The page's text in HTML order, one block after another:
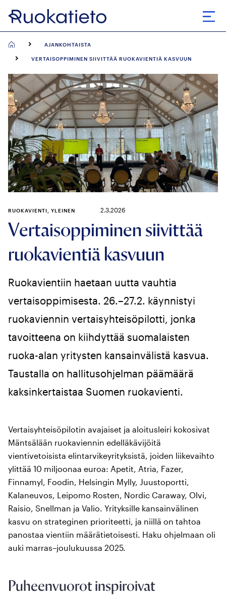
Siirry
suoraan
AJANKOHTAISTA
VERTAISOPPIMINEN SIIVITTÄÄ RUOKAVIENTIÄ KASVUUN
Vertaisoppiminen siivittää
ruokavientiä kasvuun
RUOKAVIENTI, YLEINEN 2.3.2026
Ruokavientiin haetaan uutta vauhtia
vertaisoppimisesta. 26.–27.2. käynnistyi
ruokaviennin vertaisyhteisöpilotti, jonka
tavoitteena on kiihdyttää suomalaisten
ruoka-alan yritysten kansainvälistä kasvua.
Taustalla on hallitusohjelman päämäärä
kaksinkertaistaa Suomen ruokavienti.
Vertaisyhteisöpilotin avajaiset ja aloitusleiri kokosivat
Mäntsälään ruokaviennin edelläkävijöitä
vientivetoisista elintarvikeyrityksistä, joiden liikevaihto
ylittää 10 miljoonaa euroa: Apetit, Atria, Fazer,
Finnamyl, Foodin, Helsingin Mylly, Juustoportti,
Kalaneuvos, Leipomo Rosten, Nordic Caraway, Olvi,
Raisio, Snellman ja Valio. Yrityksille kansainvälinen
kasvu on strateginen prioriteetti, ja niillä on tahtoa
panostaa vientiin määrätietoisesti. Haku ohjelmaan oli
auki marras–joulukuussa 2025.
Puheenvuorot inspiroivat